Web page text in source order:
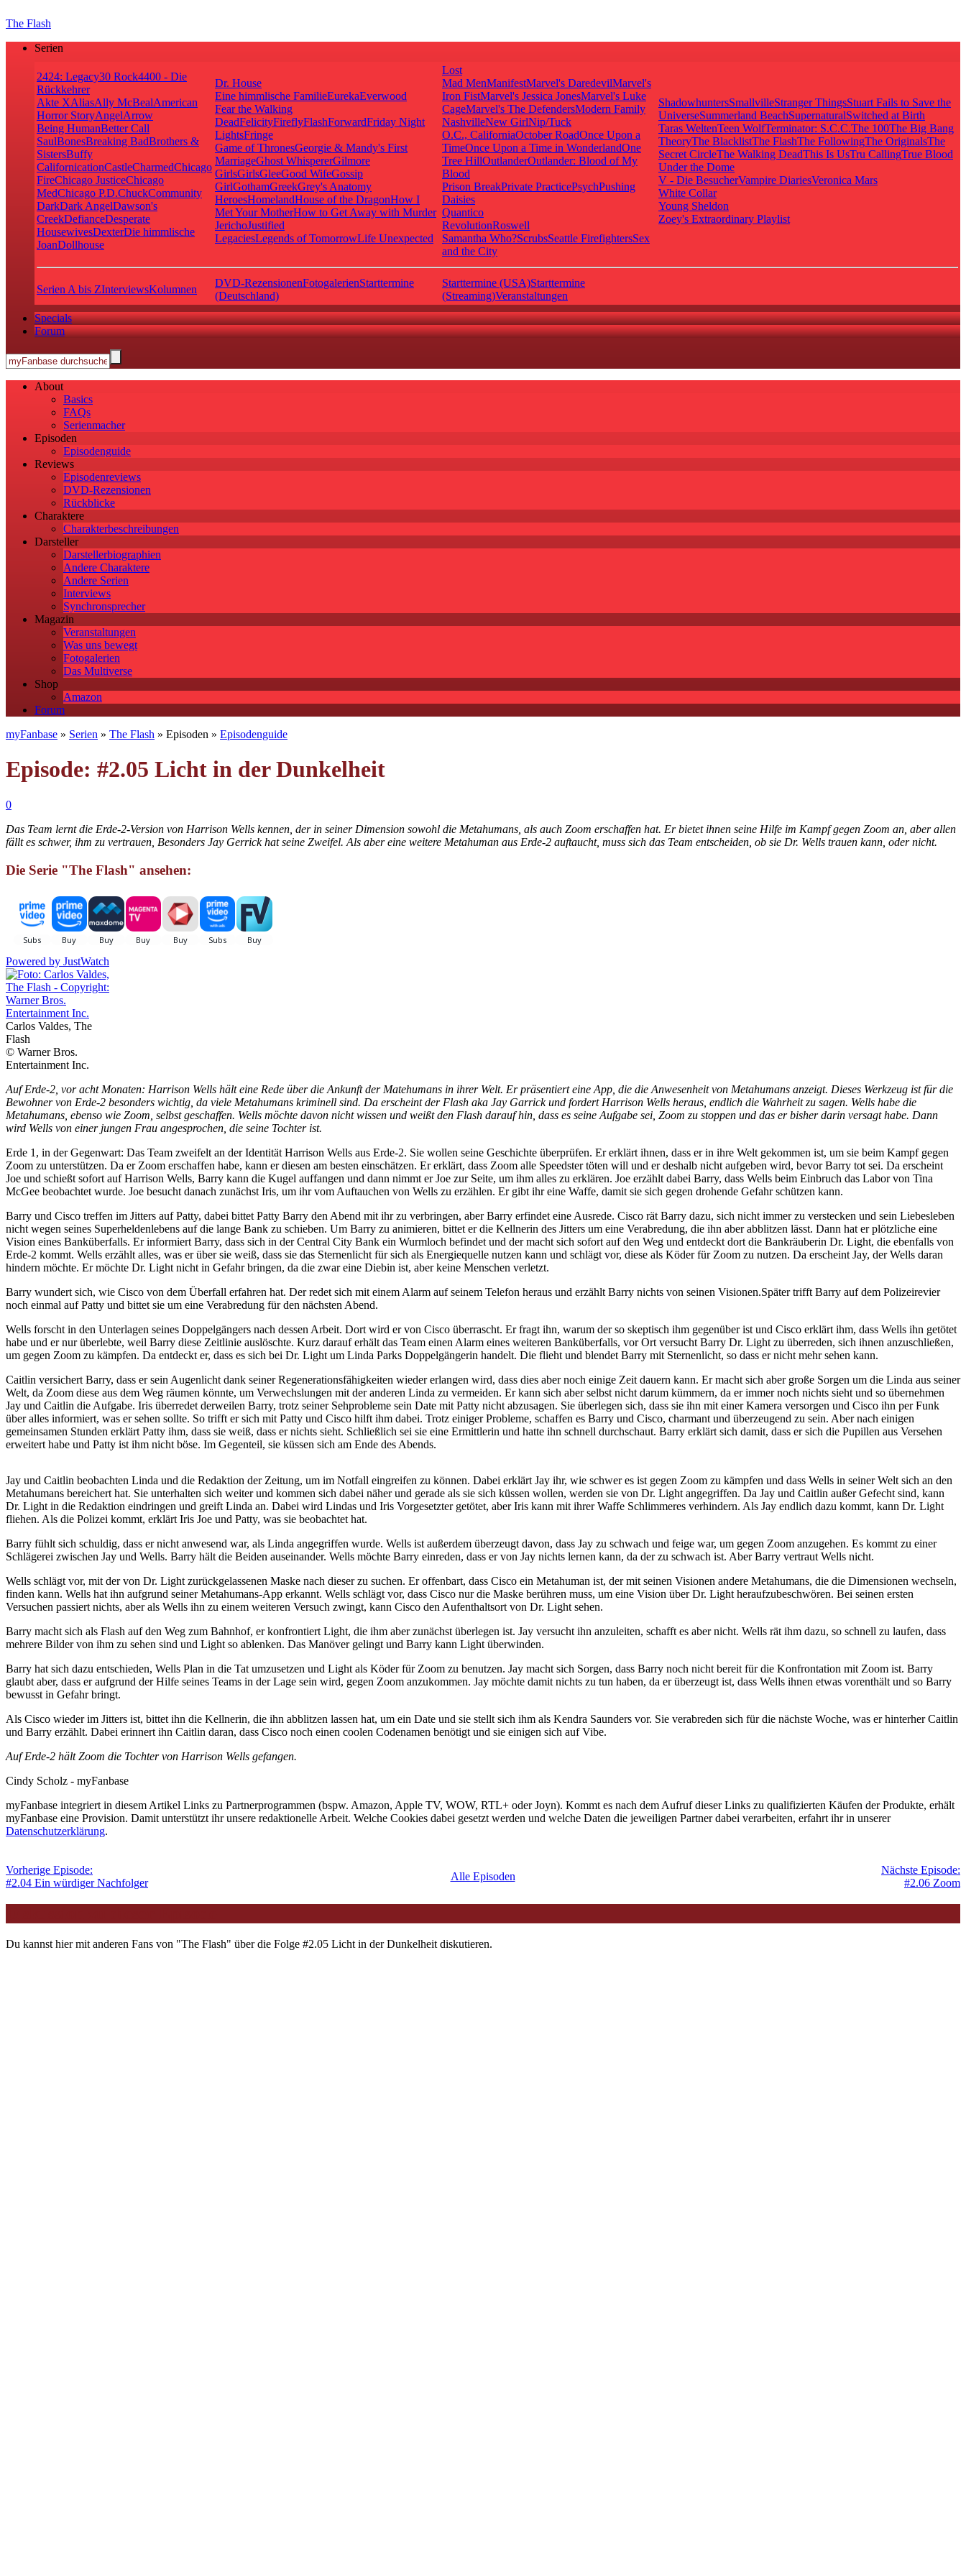
The Flash
Serien
2424: Legacy30 Rock4400 - Die
Rückkehrer
Akte XAliasAlly McBealAmerican
Horror StoryAngelArrow
Being HumanBetter Call
SaulBonesBreaking BadBrothers &
SistersBuffy
CalifornicationCastleCharmedChicago
FireChicago JusticeChicago
MedChicago P.D.ChuckCommunity
DarkDark AngelDawson's
CreekDefianceDesperate
HousewivesDexterDie himmlische
JoanDollhouse
Dr. House
Eine himmlische FamilieEurekaEverwood
Fear the Walking
DeadFelicityFireflyFlashForwardFriday Night
LightsFringe
Game of ThronesGeorgie & Mandy's First
MarriageGhost WhispererGilmore
GirlsGirlsGleeGood WifeGossip
GirlGothamGreekGrey's Anatomy
HeroesHomelandHouse of the DragonHow I
Met Your MotherHow to Get Away with Murder
JerichoJustified
LegaciesLegends of TomorrowLife Unexpected
Lost
Mad MenManifestMarvel's DaredevilMarvel's
Iron FistMarvel's Jessica JonesMarvel's Luke
CageMarvel's The DefendersModern Family
NashvilleNew GirlNip/Tuck
O.C., CaliforniaOctober RoadOnce Upon a
TimeOnce Upon a Time in WonderlandOne
Tree HillOutlanderOutlander: Blood of My
Blood
Prison BreakPrivate PracticePsychPushing
Daisies
Quantico
RevolutionRoswell
Samantha Who?ScrubsSeattle FirefightersSex
and the City
ShadowhuntersSmallvilleStranger ThingsStuart Fails to Save the
UniverseSummerland BeachSupernaturalSwitched at Birth
Taras WeltenTeen WolfTerminator: S.C.C.The 100The Big Bang
TheoryThe BlacklistThe FlashThe FollowingThe OriginalsThe
Secret CircleThe Walking DeadThis Is UsTru CallingTrue Blood
Under the Dome
V - Die BesucherVampire DiariesVeronica Mars
White Collar
Young Sheldon
Zoey's Extraordinary Playlist
Serien A bis ZInterviewsKolumnen
DVD-RezensionenFotogalerienStarttermine
(Deutschland)
Starttermine (USA)Starttermine
(Streaming)Veranstaltungen
Specials
Forum
About
Basics
FAQs
Serienmacher
Episoden
Episodenguide
Reviews
Episodenreviews
DVD-Rezensionen
Rückblicke
Charaktere
Charakterbeschreibungen
Darsteller
Darstellerbiographien
Andere Charaktere
Andere Serien
Interviews
Synchronsprecher
Magazin
Veranstaltungen
Was uns bewegt
Fotogalerien
Das Multiverse
Shop
Amazon
Forum
myFanbase » Serien » The Flash » Episoden » Episodenguide
Episode: #2.05 Licht in der Dunkelheit
0
Das Team lernt die Erde-2-Version von Harrison Wells kennen, der in seiner Dimension sowohl die Metahumans, als auch Zoom erschaffen hat. Er bietet ihnen seine Hilfe im Kampf gegen Zoom an, aber allen
fällt es schwer, ihm zu vertrauen, Besonders Jay Gerrick hat seine Zweifel. Als aber eine weitere Metahuman aus Erde-2 auftaucht, muss sich das Team entscheiden, ob sie Dr. Wells trauen kann, oder nicht.
Die Serie "The Flash" ansehen:
Powered by JustWatch
Carlos Valdes, The
Flash
© Warner Bros.
Entertainment Inc.
Auf Erde-2, vor acht Monaten: Harrison Wells hält eine Rede über die Ankunft der Matehumans in ihrer Welt. Er präsentiert eine App, die die Anwesenheit von Metahumans anzeigt. Dieses Werkzeug ist für die
Bewohner von Erde-2 besonders wichtig, da viele Metahumans kriminell sind. Da erscheint der Flash aka Jay Garrick und fordert Harrison Wells heraus, endlich die Wahrheit zu sagen. Wells habe die
Metahumans, ebenso wie Zoom, selbst geschaffen. Wells möchte davon nicht wissen und weißt den Flash darauf hin, dass es seine Aufgabe sei, Zoom zu stoppen und das er bisher darin versagt habe. Dann
wird Wells von einer jungen Frau angesprochen, die seine Tochter ist.
Erde 1, in der Gegenwart: Das Team zweifelt an der Identität Harrison Wells aus Erde-2. Sie wollen seine Geschichte überprüfen. Er erklärt ihnen, dass er in ihre Welt gekommen ist, um sie beim Kampf gegen
Zoom zu unterstützen. Da er Zoom erschaffen habe, kann er diesen am besten einschätzen. Er erklärt, dass Zoom alle Speedster töten will und er deshalb nicht aufgeben wird, bevor Barry tot sei. Da erscheint
Joe und schießt sofort auf Harrison Wells, Barry kann die Kugel auffangen und dann nimmt er Joe zur Seite, um ihm alles zu erklären. Joe erzählt dabei Barry, dass Wells beim Einbruch das Labor von Tina
McGee beobachtet wurde. Joe besucht danach zunächst Iris, um ihr vom Auftauchen von Wells zu erzählen. Er gibt ihr eine Waffe, damit sie sich gegen drohende Gefahr schützen kann.
Barry und Cisco treffen im Jitters auf Patty, dabei bittet Patty Barry den Abend mit ihr zu verbringen, aber Barry erfindet eine Ausrede. Cisco rät Barry dazu, sich nicht immer zu verstecken und sein Liebesleben
nicht wegen seines Superheldenlebens auf die lange Bank zu schieben. Um Barry zu animieren, bittet er die Kellnerin des Jitters um eine Verabredung, die ihn aber abblitzen lässt. Dann hat er plötzliche eine
Vision eines Banküberfalls. Er informiert Barry, dass sich in der Central City Bank ein Wurmloch befindet und der macht sich sofort auf den Weg und entdeckt dort die Bankräuberin Dr. Light, die ebenfalls von
Erde-2 kommt. Wells erzählt alles, was er über sie weiß, dass sie das Sternenlicht für sich als Energiequelle nutzen kann und schlägt vor, diese als Köder für Zoom zu nutzen. Da erscheint Jay, der Wells daran
hindern möchte. Er möchte Dr. Light nicht in Gefahr bringen, da die zwar eine Diebin ist, aber keine Menschen verletzt.
Barry wundert sich, wie Cisco von dem Überfall erfahren hat. Der redet sich mit einem Alarm auf seinem Telefon heraus und erzählt Barry nichts von seinen Visionen.Später trifft Barry auf dem Polizeirevier
noch einmal auf Patty und bittet sie um eine Verabredung für den nächsten Abend.
Wells forscht in den Unterlagen seines Doppelgängers nach dessen Arbeit. Dort wird er von Cisco überrascht. Er fragt ihn, warum der so skeptisch ihm gegenüber ist und Cisco erklärt ihm, dass Wells ihn getötet
habe und er nur überlebte, weil Barry diese Zeitlinie auslöschte. Kurz darauf erhält das Team einen Alarm eines weiteren Banküberfalls, vor Ort versucht Barry Dr. Light zu überreden, sich ihnen anzuschließen,
um gegen Zoom zu kämpfen. Da entdeckt er, dass es sich bei Dr. Light um Linda Parks Doppelgängerin handelt. Die flieht und blendet Barry mit Sternenlicht, so dass er nicht mehr sehen kann.
Caitlin versichert Barry, dass er sein Augenlicht dank seiner Regenerationsfähigkeiten wieder erlangen wird, dass dies aber noch einige Zeit dauern kann. Er macht sich aber große Sorgen um die Linda aus seiner
Welt, da Zoom diese aus dem Weg räumen könnte, um Verwechslungen mit der anderen Linda zu vermeiden. Er kann sich aber selbst nicht darum kümmern, da er immer noch nichts sieht und so übernehmen
Jay und Caitlin die Aufgabe. Iris überredet derweilen Barry, trotz seiner Sehprobleme sein Date mit Patty nicht abzusagen. Sie überlegen sich, dass sie ihn mit einer Kamera versorgen und Cisco ihn per Funk
über alles informiert, was er sehen sollte. So trifft er sich mit Patty und Cisco hilft ihm dabei. Trotz einiger Probleme, schaffen es Barry und Cisco, charmant und überzeugend zu sein. Aber nach einigen
gemeinsamen Stunden erklärt Patty ihm, dass sie weiß, dass er nichts sieht. Schließlich sei sie eine Ermittlerin und hatte ihn schnell durchschaut. Barry erklärt sich damit, dass er sich die Pupillen aus Versehen
erweitert habe und Patty ist ihm nicht böse. Im Gegenteil, sie küssen sich am Ende des Abends.
Jay und Caitlin beobachten Linda und die Redaktion der Zeitung, um im Notfall eingreifen zu können. Dabei erklärt Jay ihr, wie schwer es ist gegen Zoom zu kämpfen und dass Wells in seiner Welt sich an den
Metahumans bereichert hat. Sie unterhalten sich weiter und kommen sich dabei näher und gerade als sie sich küssen wollen, werden sie von Dr. Light angegriffen. Da Jay und Caitlin außer Gefecht sind, kann
Dr. Light in die Redaktion eindringen und greift Linda an. Dabei wird Lindas und Iris Vorgesetzter getötet, aber Iris kann mit ihrer Waffe Schlimmeres verhindern. Als Jay endlich dazu kommt, kann Dr. Light
fliehen. Als die Polizei kommt, erklärt Iris Joe und Patty, was sie beobachtet hat.
Barry fühlt sich schuldig, dass er nicht anwesend war, als Linda angegriffen wurde. Wells ist außerdem überzeugt davon, dass Jay zu schwach und feige war, um gegen Zoom anzugehen. Es kommt zu einer
Schlägerei zwischen Jay und Wells. Barry hält die Beiden auseinander. Wells möchte Barry einreden, dass er von Jay nichts lernen kann, da der zu schwach ist. Aber Barry vertraut Wells nicht.
Wells schlägt vor, mit der von Dr. Light zurückgelassenen Maske nach dieser zu suchen. Er offenbart, dass Cisco ein Metahuman ist, der mit seinen Visionen andere Metahumans, die die Dimensionen wechseln,
finden kann. Wells hat ihn aufgrund seiner Metahumans-App erkannt. Wells schlägt vor, dass Cisco nur die Maske berühren muss, um eine Vision über Dr. Light heraufzubeschwören. Bei seinen ersten
Versuchen passiert nichts, aber als Wells ihn zu einem weiteren Versuch zwingt, kann Cisco den Aufenthaltsort von Dr. Light sehen.
Barry macht sich als Flash auf den Weg zum Bahnhof, er konfrontiert Light, die ihm aber zunächst überlegen ist. Jay versucht ihn anzuleiten, schafft es aber nicht. Wells rät ihm dazu, so schnell zu laufen, dass
mehrere Bilder von ihm zu sehen sind und Light so ablenken. Das Manöver gelingt und Barry kann Light überwinden.
Barry hat sich dazu entschieden, Wells Plan in die Tat umzusetzen und Light als Köder für Zoom zu benutzen. Jay macht sich Sorgen, dass Barry noch nicht bereit für die Konfrontation mit Zoom ist. Barry
glaubt aber, dass er aufgrund der Hilfe seines Teams in der Lage sein wird, gegen Zoom anzukommen. Jay möchte damit nichts zu tun haben, da er überzeugt ist, dass Wells ihnen etwas vorenthält und so Barry
bewusst in Gefahr bringt.
Als Cisco wieder im Jitters ist, bittet ihn die Kellnerin, die ihn abblitzen lassen hat, um ein Date und sie stellt sich ihm als Kendra Saunders vor. Sie verabreden sich für die nächste Woche, was er hinterher Caitlin
und Barry erzählt. Dabei erinnert ihn Caitlin daran, dass Cisco noch einen coolen Codenamen benötigt und sie einigen sich auf Vibe.
Auf Erde-2 hält Zoom die Tochter von Harrison Wells gefangen.
Cindy Scholz - myFanbase
myFanbase integriert in diesem Artikel Links zu Partnerprogrammen (bspw. Amazon, Apple TV, WOW, RTL+ oder Joyn). Kommt es nach dem Aufruf dieser Links zu qualifizierten Käufen der Produkte, erhält
myFanbase eine Provision. Damit unterstützt ihr unsere redaktionelle Arbeit. Welche Cookies dabei gesetzt werden und welche Daten die jeweiligen Partner dabei verarbeiten, erfahrt ihr in unserer
Datenschutzerklärung.
Vorherige Episode:
#2.04 Ein würdiger Nachfolger
Alle Episoden
Nächste Episode:
#2.06 Zoom
Du kannst hier mit anderen Fans von "The Flash" über die Folge #2.05 Licht in der Dunkelheit diskutieren.